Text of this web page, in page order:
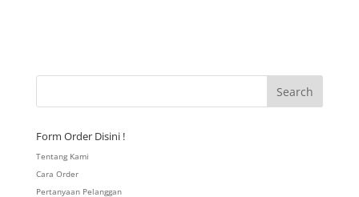
Form Order Disini !
Tentang Kami
Cara Order
Pertanyaan Pelanggan